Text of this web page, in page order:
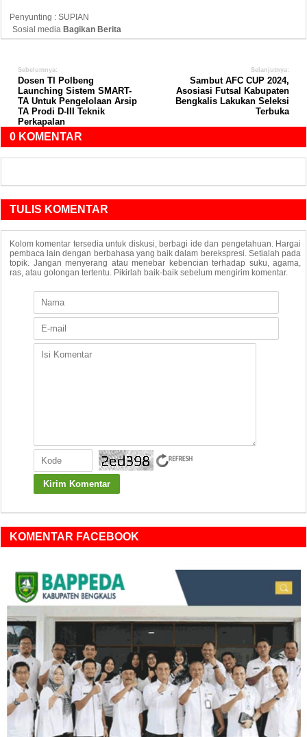
Penyunting : SUPIAN
Sosial media Bagikan Berita
Sebelumnya:
Dosen TI Polbeng
Launching Sistem SMART-
TA Untuk Pengelolaan Arsip
TA Prodi D-III Teknik
Perkapalan
Selanjutnya:
Sambut AFC CUP 2024,
Asosiasi Futsal Kabupaten
Bengkalis Lakukan Seleksi
Terbuka
0 KOMENTAR
TULIS KOMENTAR
Kolom komentar tersedia untuk diskusi, berbagi ide dan pengetahuan. Hargai
pembaca lain dengan berbahasa yang baik dalam berekspresi. Setialah pada
topik. Jangan menyerang atau menebar kebencian terhadap suku, agama,
ras, atau golongan tertentu. Pikirlah baik-baik sebelum mengirim komentar.
KOMENTAR FACEBOOK